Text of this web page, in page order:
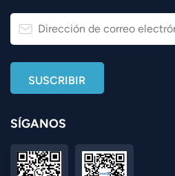
SÍGANOS